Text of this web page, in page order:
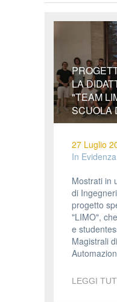
LA
"TEAM
SCUOLA
27 Luglio
In Evidenza
Mostrati in
di
progetto
"LIMO",
e
Magistrali
LEGGI